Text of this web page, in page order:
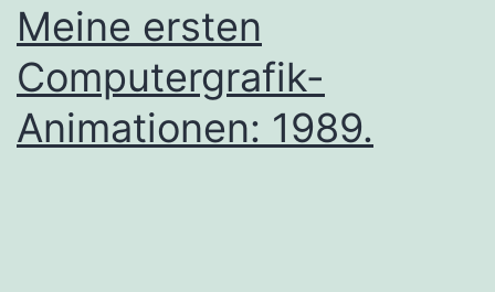
Meine ersten
Computergrafik-
Animationen: 1989.